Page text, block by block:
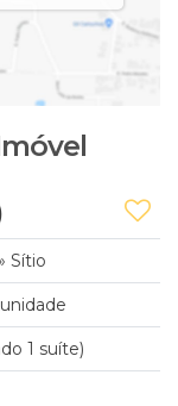
Sítio
1 suíte)